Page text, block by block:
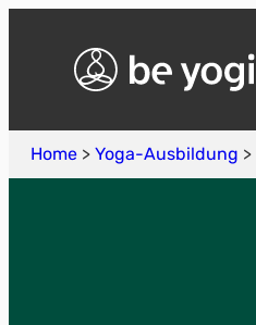
Home > Yoga-Ausbildung >